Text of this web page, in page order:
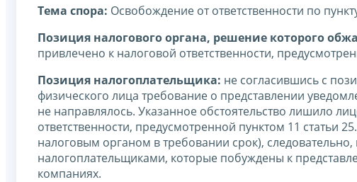
Тема спора: Освобождение от ответственности по
Позиция налогового органа, решение которого
привлечено к налоговой ответственности,
Позиция налогоплательщика: не согласившись с
физического лица требование о представлении
не направлялось. Указанное обстоятельство лишило
ответственности, предусмотренной пунктом 11 статьи
налоговым органом в требовании срок),
налогоплательщиками, которые побуждены к
компаниях.